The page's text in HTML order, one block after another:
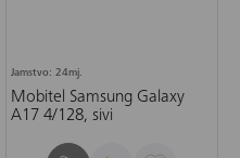
Jamstvo: 24mj.
Mobitel Samsung Galaxy
A17 4/128, sivi